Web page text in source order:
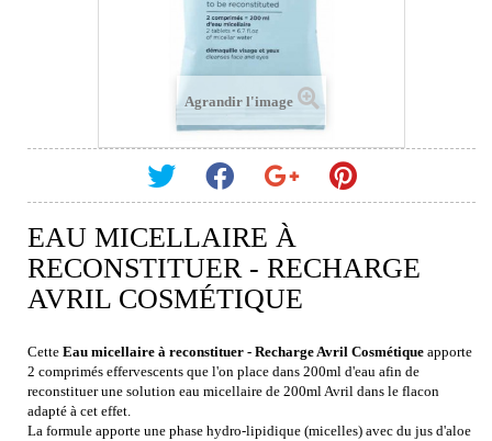
Agrandir l'image
EAU MICELLAIRE À
RECONSTITUER - RECHARGE
AVRIL COSMÉTIQUE
Cette Eau micellaire à reconstituer - Recharge Avril Cosmétique apporte
2 comprimés effervescents que l'on place dans 200ml d'eau afin de
reconstituer une solution eau micellaire de 200ml Avril dans le flacon
adapté à cet effet.
La formule apporte une phase hydro-lipidique (micelles) avec du jus d'aloe